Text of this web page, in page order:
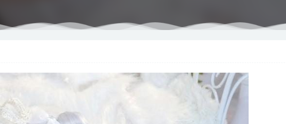
蜜桃社 – 2016.11.02 VOL.036 雪飞[50P194M] 2022-11-15
[Xiuren秀人网]2025.07.22 NO.10569 玫瑰我爱你[80+1P/848MB]